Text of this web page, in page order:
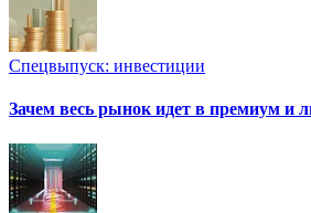
Спецвыпуск: инвестиции
Зачем весь рынок идет в премиум и